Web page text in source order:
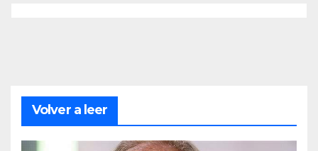
Volver a leer